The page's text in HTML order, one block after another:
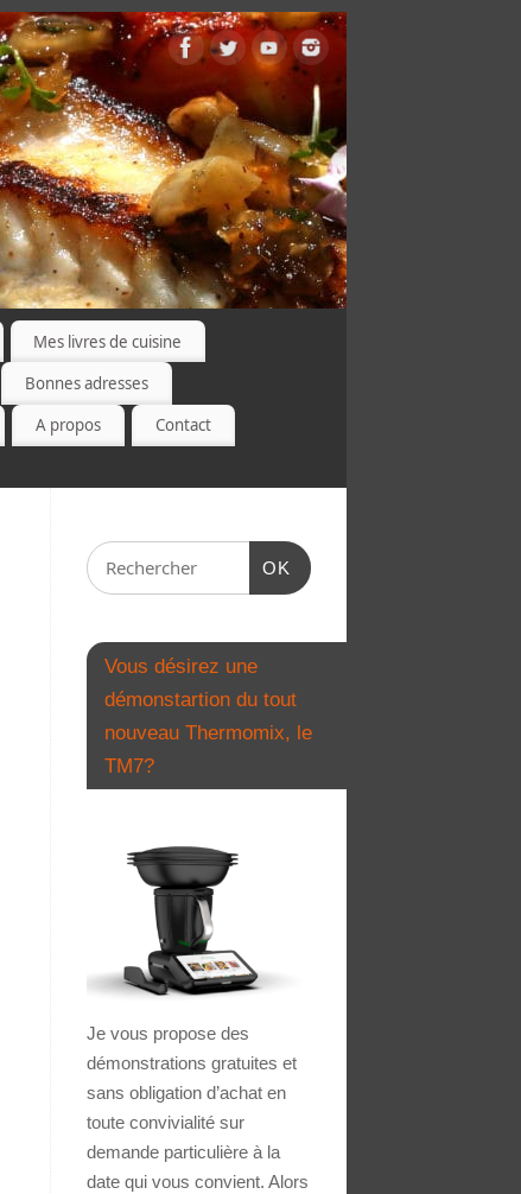
Mes livres de cuisine
Bonnes adresses
A propos
Contact
OK
Vous désirez une
démonstartion du tout
nouveau Thermomix, le
TM7?
Je vous propose des
démonstrations gratuites et
sans obligation d’achat en
toute convivialité sur
demande particulière à la
date qui vous convient. Alors